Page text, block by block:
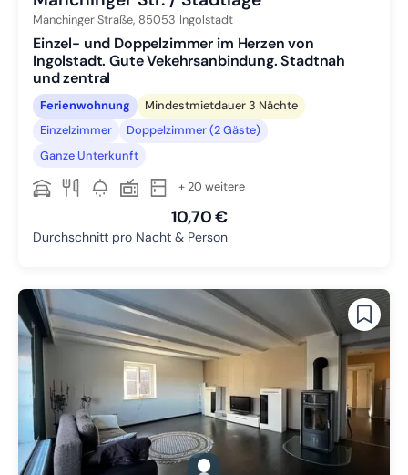
Manchinger Straße, 85053 Ingolstadt
Einzel- und Doppelzimmer im Herzen von
Ingolstadt. Gute Vekehrsanbindung. Stadtnah
und zentral
Ferienwohnung
Mindestmietdauer 3 Nächte
Einzelzimmer
Doppelzimmer (2 Gäste)
Ganze Unterkunft
+ 20 weitere
10,70 €
Durchschnitt pro Nacht & Person
gallery.slide_selector